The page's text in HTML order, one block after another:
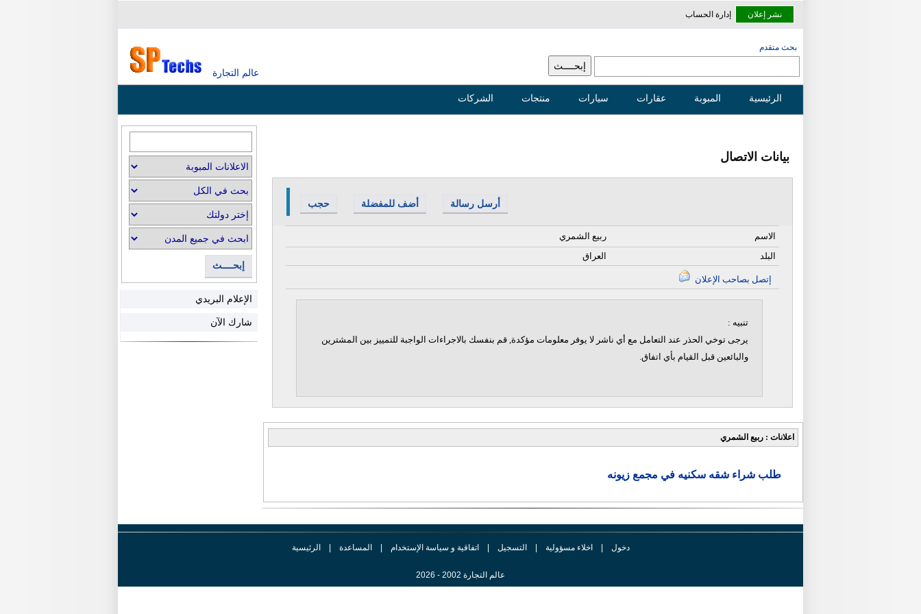
نشر إعلان إدارة الحساب
عالم التجارة
بحث متقدم
الرئيسية المبوبة عقارات سيارات منتجات الشركات
بيانات الاتصال
حجب أضف للمفضلة أرسل رسالة
ربيع الشمري
الاسم
العراق
البلد
تنبيه :
يرجى توخي الحذر عند التعامل مع أي ناشر لا يوفر معلومات مؤكدة, قم بنفسك بالاجراءات الواجبة للتمييز بين المشترين
والبائعين قبل القيام بأي اتفاق.
اعلانات : ربيع الشمري
طلب شراء شقه سكنيه في مجمع زيونه
إبحــــث
الإعلام البريدي
شارك الآن
دخول | اخلاء مسؤولية | التسجيل | اتفاقية و سياسة الإستخدام | المساعدة | الرئيسية
عالم التجارة 2002 - 2026